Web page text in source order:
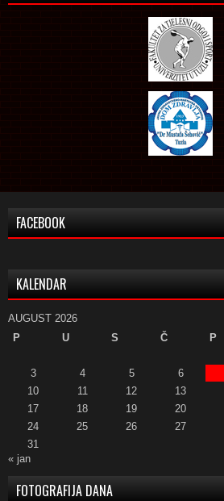
FACEBOOK
KALENDAR
AUGUST 2026
P
U S Č P
3
4 5 6
10
11 12 13
17
18 19 20
24
25 26 27
31
« jan
FOTOGRAFIJA DANA